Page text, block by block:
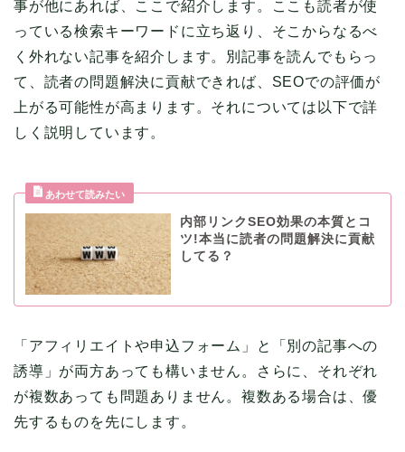
事が他にあれば、ここで紹介します。ここも読者が使
っている検索キーワードに立ち返り、そこからなるべ
く外れない記事を紹介します。別記事を読んでもらっ
て、読者の問題解決に貢献できれば、SEOでの評価が
上がる可能性が高まります。それについては以下で詳
しく説明しています。
内部リンクSEO効果の本質とコ
ツ!本当に読者の問題解決に貢献
してる？
「アフィリエイトや申込フォーム」と「別の記事への
誘導」が両方あっても構いません。さらに、それぞれ
が複数あっても問題ありません。複数ある場合は、優
先するものを先にします。